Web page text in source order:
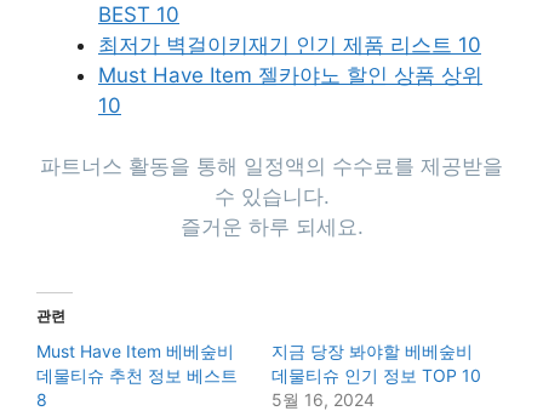
BEST 10
최저가 벽걸이키재기 인기 제품 리스트 10
Must Have Item 젤카야노 할인 상품 상위
10
파트너스 활동을 통해 일정액의 수수료를 제공받을
수 있습니다.
즐거운 하루 되세요.
관련
Must Have Item 베베숲비
데물티슈 추천 정보 베스트
8
지금 당장 봐야할 베베숲비
데물티슈 인기 정보 TOP 10
5월 16, 2024